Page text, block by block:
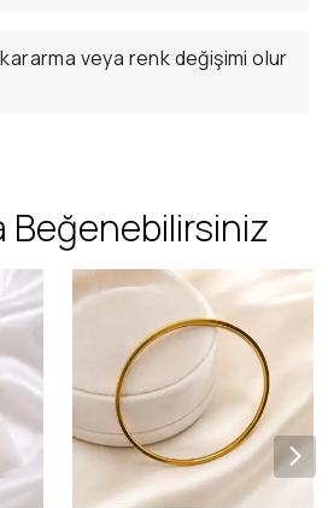
veya renk değişimi olur
Beğenebilirsiniz